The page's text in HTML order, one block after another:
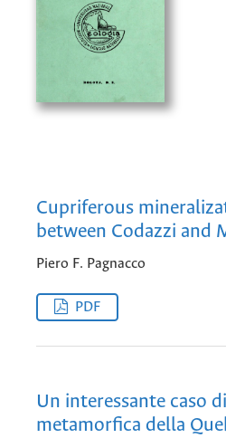
Cupriferous
between Codazzi and
Piero F. Pagnacco
PDF
Un interessante caso
metamorfica della